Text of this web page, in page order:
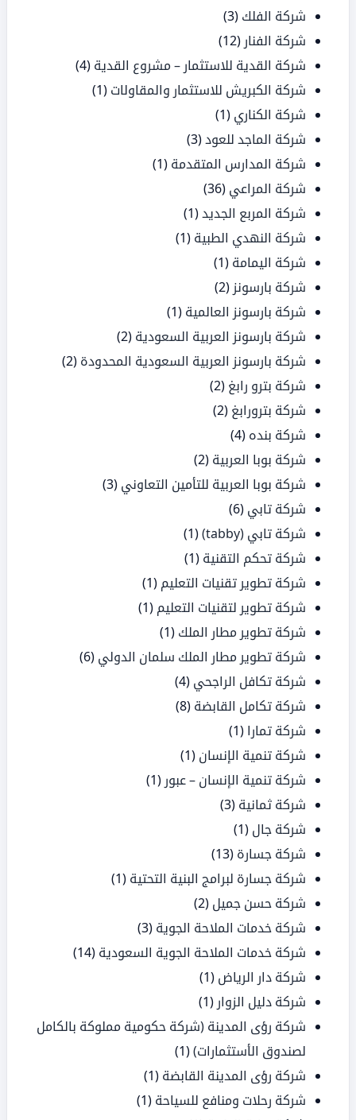
شركة الفلك (3)
شركة الفنار (12)
شركة القدية للاستثمار – مشروع القدية (4)
شركة الكبريش للاستثمار والمقاولات (1)
شركة الكناري (1)
شركة الماجد للعود(3)
شركة المدارس المتقدمة (1)
شركة المراعي (36)
شركة المربع الجديد(1)
شركة النهدي الطبية (1)
شركة اليمامة (1)
شركة بارسونز (2)
شركة بارسونز العالمية (1)
شركة بارسونز العربية السعودية (2)
شركة بارسونز العربية السعودية المحدودة (2)
شركة بترو رابغ (2)
شركة بترورابغ (2)
شركة بنده (4)
شركة بوبا العربية (2)
شركة بوبا العربية للتأمين التعاوني (3)
شركة تابي (6)
شركة تابي (tabby)
(1)
شركة تحكم التقنية (1)
شركة تطوير تقنيات التعليم (1)
شركة تطوير لتقنيات التعليم (1)
شركة تطوير مطار الملك (1)
شركة تطوير مطار الملك سلمان الدولي (6)
شركة تكافل الراجحي (4)
شركة تكامل القابضة (8)
شركة تمارا (1)
شركة تنمية الإنسان (1)
شركة تنمية الإنسان – عبور (1)
شركة ثمانية (3)
شركة جال (1)
شركة جسارة (13)
شركة جسارة لبرامج البنية التحتية (1)
شركة حسن جميل (2)
شركة خدمات الملاحة الجوية (3)
شركة خدمات الملاحة الجوية السعودية (14)
شركة دار الرياض (1)
شركة دليل الزوار (1)
شركة رؤى المدينة (شركة حكومية مملوكة بالكامل
لصندوق الأستثمارات)(1)
شركة رؤى المدينة القابضة (1)
شركة رحلات ومنافع للسياحة (1)